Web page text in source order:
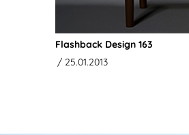
Flashback Design 163
/ 25.01.2013